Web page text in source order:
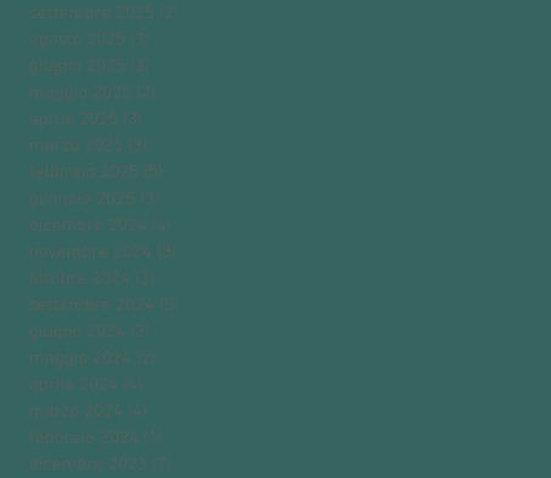
settembre 2025 (2)
agosto 2025 (3)
giugno 2025 (3)
maggio 2025 (2)
aprile 2025 (3)
marzo 2025 (3)
febbraio 2025 (5)
gennaio 2025 (3)
dicembre 2024 (4)
novembre 2024 (3)
ottobre 2024 (3)
settembre 2024 (5)
giugno 2024 (3)
maggio 2024 (2)
aprile 2024 (4)
marzo 2024 (4)
febbraio 2024 (1)
dicembre 2023 (7)